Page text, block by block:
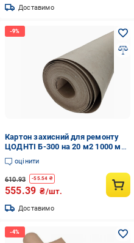
Доставимо
Картон захисний для ремонту
ЦОДНТІ Б-300 на 20 м2 1000 мм
(ВК-300-КR-1.0/20-6)
оцінити
610.93 -55.54 ₴
555.39 ₴/шт.
Доставимо